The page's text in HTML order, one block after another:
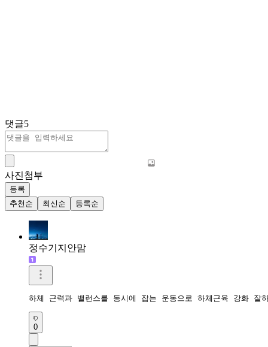
댓글5
사진첨부
등록
추천순
최신순 등록순
정수기지안맘
하체 근력과 밸런스를 동시에 잡는 운동으로 하체근육 강화 잘
0